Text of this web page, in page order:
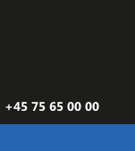
+45 75 65 00 00